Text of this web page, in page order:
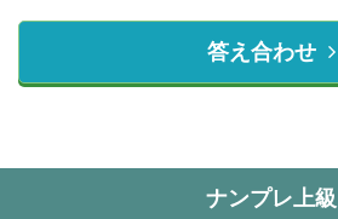
答え合わせ
ナンプレ上級